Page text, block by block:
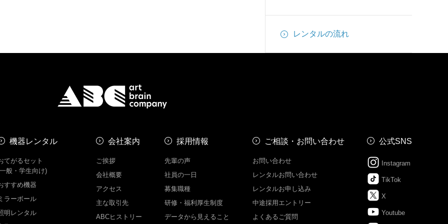
レンタルの流れ
機器レンタル
てがるセット
般・学生向け)
すすめ機器
ラーボール
明レンタル
会社案内
ご挨拶
会社概要
アクセス
主な取引先
ABCヒストリー
採用情報
先輩の声
社員の一日
募集職種
研修・福利厚生制度
データから見えること
ご相談・お問い合わせ
お問い合わせ
レンタルお問い合わせ
レンタルお申し込み
中途採用エントリー
よくあるご質問
公式SNS
Instagram
TikTok
X
Youtube